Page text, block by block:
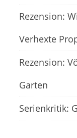
Rezension:
Verhexte
Rezension:
Garten
Serienkritik: